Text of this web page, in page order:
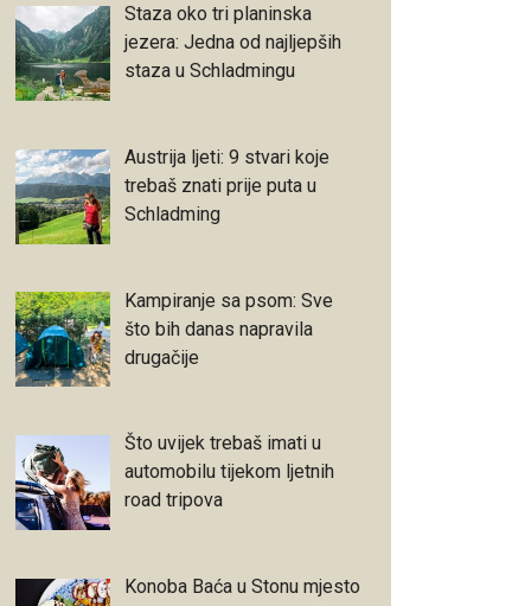
Staza oko tri planinska
jezera: Jedna od najljepših
staza u Schladmingu
Austrija ljeti: 9 stvari koje
trebaš znati prije puta u
Schladming
Kampiranje sa psom: Sve
što bih danas napravila
drugačije
Što uvijek trebaš imati u
automobilu tijekom ljetnih
road tripova
Konoba Baća u Stonu mjesto